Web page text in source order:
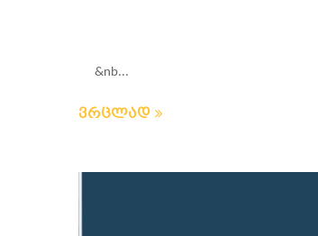
&nb...
ვრცლად